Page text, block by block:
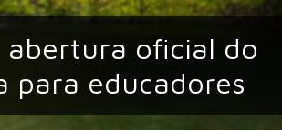
abertura oficial do
para educadores